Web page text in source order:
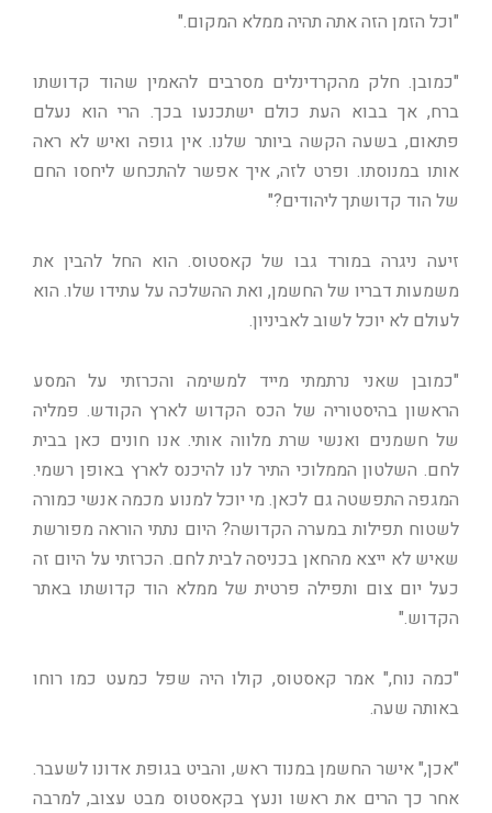
"וכל הזמן הזה אתה תהיה ממלא המקום."
"כמובן. חלק מהקרדינלים מסרבים להאמין שהוד קדושתו
ברח, אך בבוא העת כולם ישתכנעו בכך. הרי הוא נעלם
פתאום, בשעה הקשה ביותר שלנו. אין גופה ואיש לא ראה
אותו במנוסתו. ופרט לזה, איך אפשר להתכחש ליחסו החם
של הוד קדושתך ליהודים?"
זיעה ניגרה במורד גבו של קאסטוס. הוא החל להבין את
משמעות דבריו של החשמן, ואת ההשלכה על עתידו שלו. הוא
לעולם לא יוכל לשוב לאביניון.
"כמובן שאני נרתמתי מייד למשימה והכרזתי על המסע
הראשון בהיסטוריה של הכס הקדוש לארץ הקודש. פמליה
של חשמנים ואנשי שרת מלווה אותי. אנו חונים כאן בבית
לחם. השלטון הממלוכי התיר לנו להיכנס לארץ באופן רשמי.
המגפה התפשטה גם לכאן. מי יוכל למנוע מכמה אנשי כמורה
לשטוח תפילות במערה הקדושה? היום נתתי הוראה מפורשת
שאיש לא ייצא מהחאן בכניסה לבית לחם. הכרזתי על היום זה
כעל יום צום ותפילה פרטית של ממלא הוד קדושתו באתר
הקדוש."
"כמה נוח," אמר קאסטוס, קולו היה שפל כמעט כמו רוחו
באותה שעה.
"אכן," אישר החשמן במנוד ראש, והביט בגופת אדונו לשעבר.
אחר כך הרים את ראשו ונעץ בקאסטוס מבט עצוב, למרבה